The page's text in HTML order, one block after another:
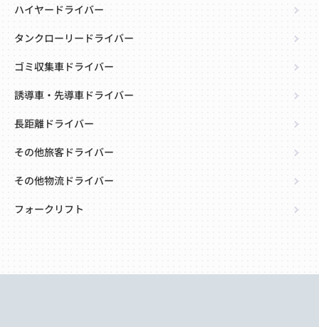
ハイヤードライバー
タンクローリードライバー
ゴミ収集車ドライバー
誘導車・先導車ドライバー
長距離ドライバー
その他旅客ドライバー
その他物流ドライバー
フォークリフト